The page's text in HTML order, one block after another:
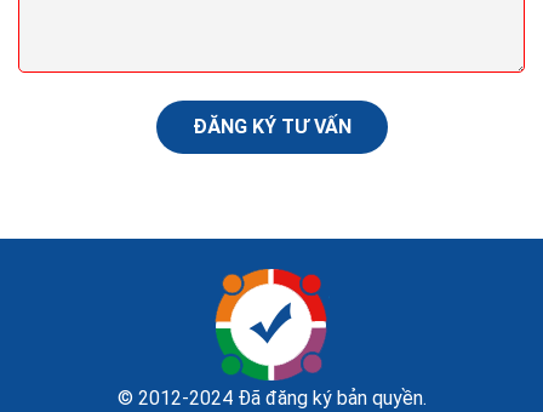
ĐĂNG KÝ TƯ VẤN
© 2012-2024 Đã đăng ký bản quyền.